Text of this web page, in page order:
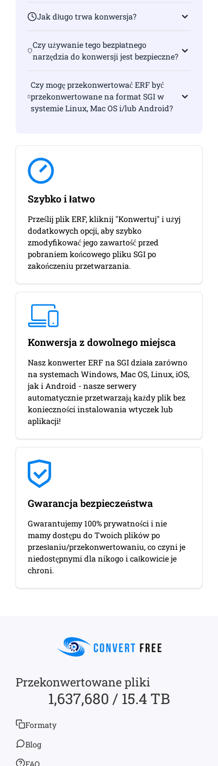
Jak długo trwa konwersja?
Czy używanie tego bezpłatnego
narzędzia do konwersji jest bezpieczne?
Czy mogę przekonwertować ERF być
przekonwertowane na format SGI w
systemie Linux, Mac OS i/lub Android?
Szybko i łatwo
Prześlij plik ERF, kliknij "Konwertuj" i użyj
dodatkowych opcji, aby szybko
zmodyfikować jego zawartość przed
pobraniem końcowego pliku SGI po
zakończeniu przetwarzania.
Konwersja z dowolnego miejsca
Nasz konwerter ERF na SGI działa zarówno
na systemach Windows, Mac OS, Linux, iOS,
jak i Android - nasze serwery
automatycznie przetwarzają każdy plik bez
konieczności instalowania wtyczek lub
aplikacji!
Gwarancja bezpieczeństwa
Gwarantujemy 100% prywatności i nie
mamy dostępu do Twoich plików po
przesłaniu/przekonwertowaniu, co czyni je
niedostępnymi dla nikogo i całkowicie je
chroni.
Przekonwertowane pliki
1,637,680 / 15.4 TB
Formaty
Blog
FAQ